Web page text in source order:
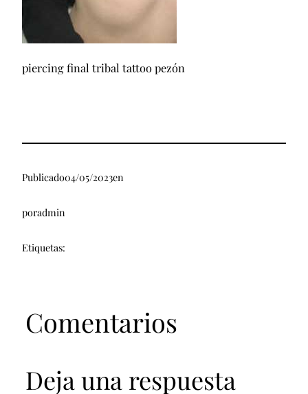
piercing final tribal tattoo pezón
Publicado04/05/2023en
poradmin
Etiquetas:
Comentarios
Deja una respuesta